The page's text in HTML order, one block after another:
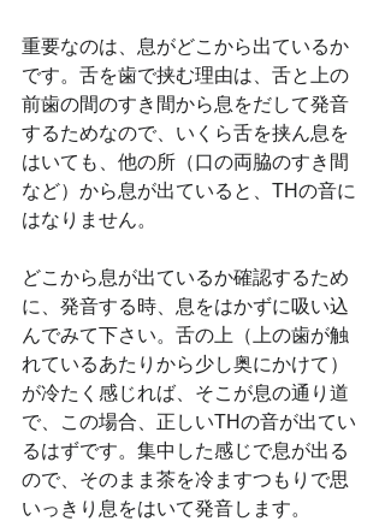
重要なのは、息がどこから出ているか
です。舌を歯で挟む理由は、舌と上の
前歯の間のすき間から息をだして発音
するためなので、いくら舌を挟ん息を
はいても、他の所（口の両脇のすき間
など）から息が出ていると、THの音に
はなりません。
どこから息が出ているか確認するため
に、発音する時、息をはかずに吸い込
んでみて下さい。舌の上（上の歯が触
れているあたりから少し奥にかけて）
が冷たく感じれば、そこが息の通り道
で、この場合、正しいTHの音が出てい
るはずです。集中した感じで息が出る
ので、そのまま茶を冷ますつもりで思
いっきり息をはいて発音します。